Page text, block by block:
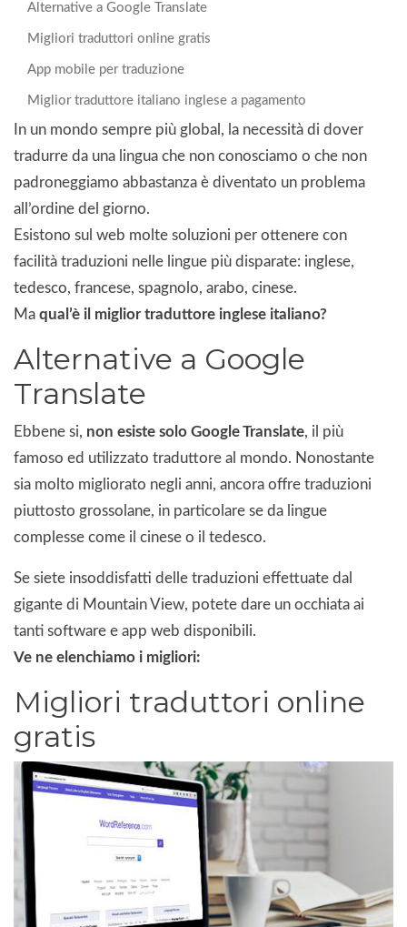
Alternative a Google Translate
Migliori traduttori online gratis
App mobile per traduzione
Miglior traduttore italiano inglese a pagamento
In un mondo sempre più global, la necessità di dover
tradurre da una lingua che non conosciamo o che non
padroneggiamo abbastanza è diventato un problema
all’ordine del giorno.
Esistono sul web molte soluzioni per ottenere con
facilità traduzioni nelle lingue più disparate: inglese,
tedesco, francese, spagnolo, arabo, cinese.
Ma qual’è il miglior traduttore inglese italiano?
Alternative a Google
Translate
Ebbene si, non esiste solo Google Translate, il più
famoso ed utilizzato traduttore al mondo. Nonostante
sia molto migliorato negli anni, ancora offre traduzioni
piuttosto grossolane, in particolare se da lingue
complesse come il cinese o il tedesco.
Se siete insoddisfatti delle traduzioni effettuate dal
gigante di Mountain View, potete dare un occhiata ai
tanti software e app web disponibili.
Ve ne elenchiamo i migliori:
Migliori traduttori online
gratis